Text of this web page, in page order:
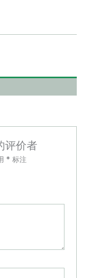
评价者
* 标注